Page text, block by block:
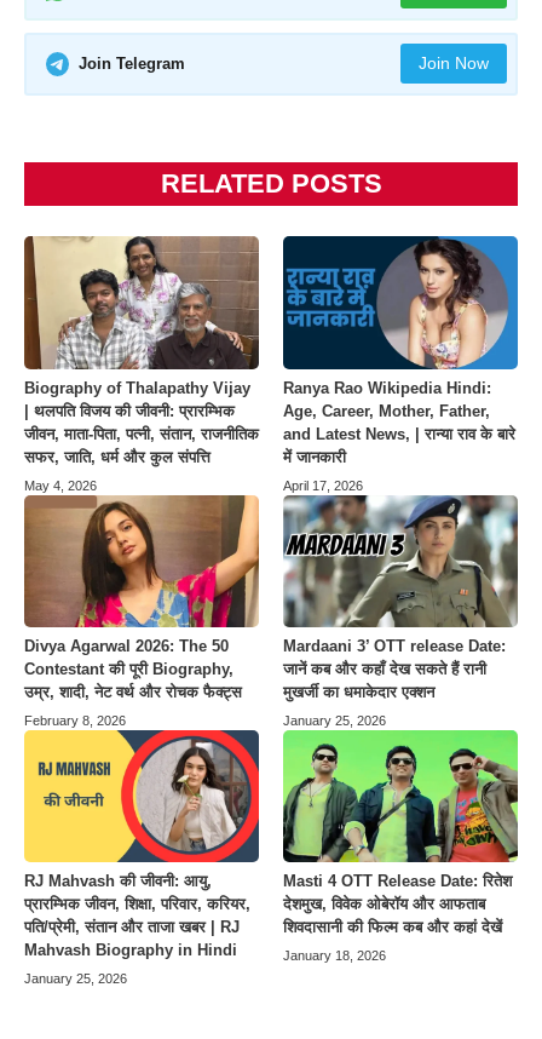
Join Telegram Join Now
RELATED POSTS
Biography of Thalapathy Vijay
| थलपति विजय की जीवनी: प्रारम्भिक
जीवन, माता-पिता, पत्नी, संतान, राजनीतिक
सफर, जाति, धर्म और कुल संपत्ति
May 4, 2026
Ranya Rao Wikipedia Hindi:
Age, Career, Mother, Father,
and Latest News, | रान्या राव के बारे
में जानकारी
April 17, 2026
Divya Agarwal 2026: The 50
Contestant की पूरी Biography,
उम्र, शादी, नेट वर्थ और रोचक फैक्ट्स
February 8, 2026
Mardaani 3’ OTT release Date:
जानें कब और कहाँ देख सकते हैं रानी
मुखर्जी का धमाकेदार एक्शन
January 25, 2026
RJ Mahvash की जीवनी: आयु,
प्रारम्भिक जीवन, शिक्षा, परिवार, करियर,
पति/प्रेमी, संतान और ताजा खबर | RJ
Mahvash Biography in Hindi
January 25, 2026
Masti 4 OTT Release Date: रितेश
देशमुख, विवेक ओबेरॉय और आफताब
शिवदासानी की फिल्म कब और कहां देखें
January 18, 2026